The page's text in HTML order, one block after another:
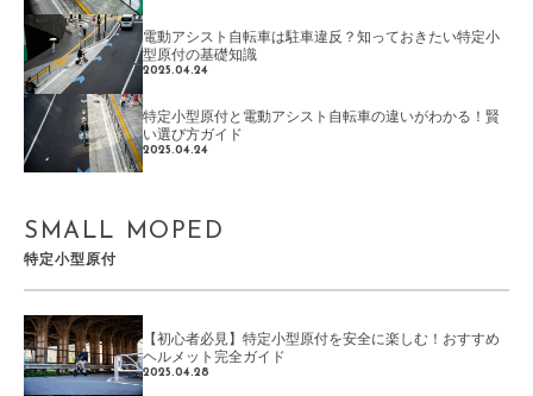
電動アシスト自転車は駐車違反？知っておきたい特定小
型原付の基礎知識
2025.04.24
特定小型原付と電動アシスト自転車の違いがわかる！賢
い選び方ガイド
2025.04.24
SMALL MOPED
特定小型原付
【初心者必見】特定小型原付を安全に楽しむ！おすすめ
ヘルメット完全ガイド
2025.04.28